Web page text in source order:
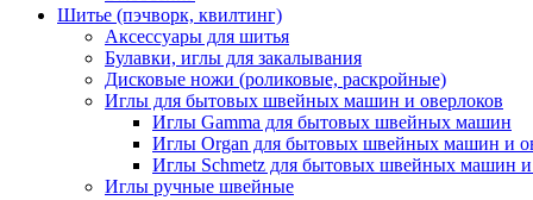
Шитье (пэчворк, квилтинг)
Аксессуары для шитья
Булавки, иглы для закалывания
Дисковые ножи (роликовые, раскройные)
Иглы для бытовых швейных машин и оверлоков
Иглы Gamma для бытовых швейных машин
Иглы Organ для бытовых швейных машин и
Иглы Schmetz для бытовых швейных машин и
Иглы ручные швейные